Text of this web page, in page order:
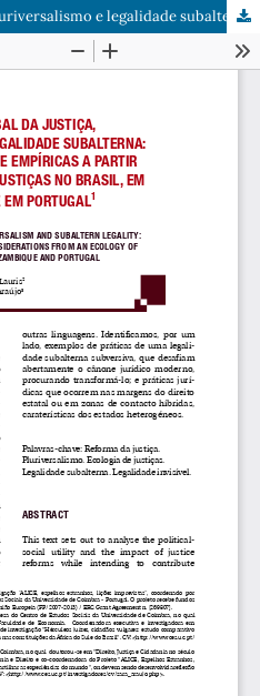
Reforma global da justiça, pluriversalismo e legalidade subalterna: Reflexões teóricas e empíricas a partir de uma ecologia de justiças no Brasil, em Moçambique e em Portugal